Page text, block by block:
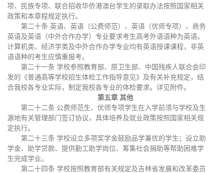
项、民族专项、联合招收华侨港澳台学生的录取办法按照国家相关
政策和本章程规定执行。
第二十条 英语、英语（公费师范）、英语（优师专项）、商务
英语及英语（中外合作办学）专业要求考生高考外语语种为英语。
计算机类、经济学类及中外合作办学专业均有英语授课课程，非英
语语种的考生应慎重报考。
第二十一条 学校参照教育部、原卫生部、中国残疾人联合会印
发的《普通高等学校招生体检工作指导意见》及有关补充规定，结
合我校各专业实际，制定我校各专业的体检要求。详见附件。
第五章 其他
第二十二条 公费师范生、优师专项学生在入学前须与学校及生
源地有关管理部门签订协议，具体培养及就业政策按照国家相关规
定执行。
第二十三条 学校设立多项奖学金鼓励品学兼优的学生；设立助
学金、助学贷款、提供勤工助学岗位、筹集社会捐助等帮助困难学
生完成学业。
第二十四条 学校按照教育部有关规定及吉林省发展和改革委员